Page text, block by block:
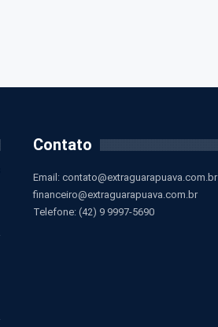
Contato
Email: contato@extraguarapuava.com.br
financeiro@extraguarapuava.com.br
Telefone: (42) 9 9997-5690